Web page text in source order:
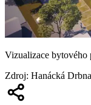
Vizualizace bytového
Zdroj: Hanácká